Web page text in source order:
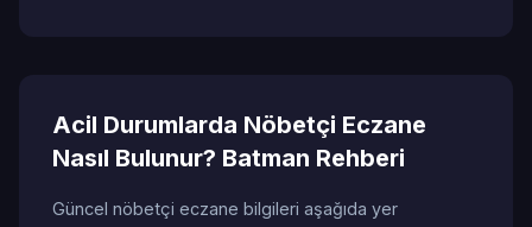
Acil Durumlarda Nöbetçi Eczane
Nasıl Bulunur? Batman Rehberi
Güncel nöbetçi eczane bilgileri aşağıda yer